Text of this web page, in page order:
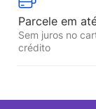
Parcele em
Sem juros no
crédito